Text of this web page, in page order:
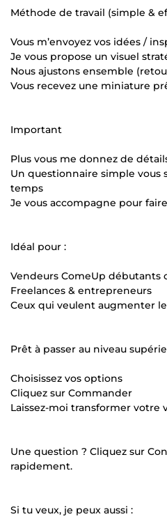
Méthode de travail (simple &
Vous m’envoyez vos idées /
Je vous propose un visuel
Nous ajustons ensemble
Vous recevez une miniature
Important
Plus vous me donnez de
Un questionnaire simple vous
temps
Je vous accompagne pour
Idéal pour :
Vendeurs ComeUp débutants
Freelances & entrepreneurs
Ceux qui veulent augmenter
Prêt à passer au niveau
Choisissez vos options
Cliquez sur Commander
Laissez-moi transformer votre
Une question ? Cliquez sur
rapidement.
Si tu veux, je peux aussi :